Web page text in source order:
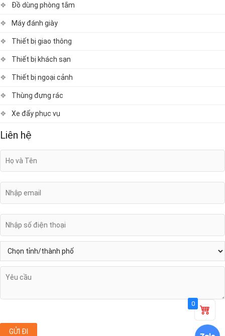
Đồ dùng phòng tắm
Máy đánh giày
Thiết bị giao thông
Thiết bị khách sạn
Thiết bị ngoại cảnh
Thùng đựng rác
Xe đẩy phục vụ
Liên hệ
0